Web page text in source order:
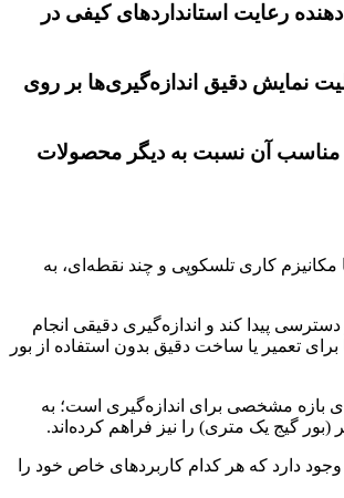
رعایت استانداردهای کیفی در
نمایش دقیق اندازه‌گیری‌ها بر روی
مناسب آن نسبت به دیگر محصولات
کاری تلسکوپی و چند نقطه‌ای، به
پیدا کند و اندازه‌گیری دقیقی انجام
سیلندرها برای تعمیر یا ساخت دقیق بدون استفاده از بور
بازه مشخصی برای اندازه‌گیری است؛ به
بور گیج‌ها نیز بر اساس نوع ساختار بدنه تقسیم‌بندی می‌شوند. به عنوان مثال، بور گیج آسیمتو مستقیم و بور گیج زاویه‌دار (90 درجه) وجود دارد که هر کدام کاربردهای خاص خود را